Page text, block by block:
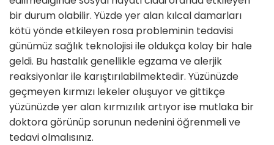
bir durum olabilir. Yüzde yer alan kılcal damarları
kötü yönde etkileyen rosa probleminin tedavisi
günümüz sağlık teknolojisi ile oldukça kolay bir hale
geldi. Bu hastalık genellikle egzama ve alerjik
reaksiyonlar ile karıştırılabilmektedir. Yüzünüzde
geçmeyen kırmızı lekeler oluşuyor ve gittikçe
yüzünüzde yer alan kırmızılık artıyor ise mutlaka bir
doktora görünüp sorunun nedenini öğrenmeli ve
tedavi olmalısınız.